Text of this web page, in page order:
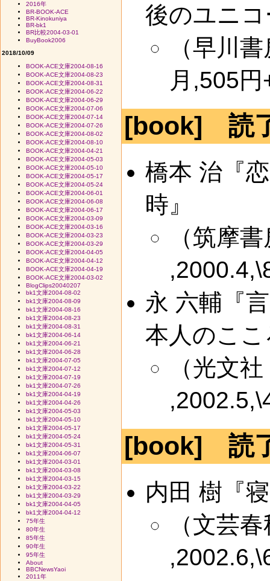
後のユニ
（早川
月,505
[book] 読
橋本 治『
時』
（筑摩
永 六輔『
本人のこ
（光文
[book] 読
内田 樹『
（文芸
2016年
BR-BOOK-ACE
BR-Kinokuniya
BR-bk1
BR比較2004-03-01
BuyBook2006
2018/10/09
BOOK-ACE文庫2004-08-16
BOOK-ACE文庫2004-08-23
BOOK-ACE文庫2004-08-31
BOOK-ACE文庫2004-06-22
BOOK-ACE文庫2004-06-29
BOOK-ACE文庫2004-07-06
BOOK-ACE文庫2004-07-14
BOOK-ACE文庫2004-07-26
BOOK-ACE文庫2004-08-02
BOOK-ACE文庫2004-08-10
BOOK-ACE文庫2004-04-21
BOOK-ACE文庫2004-05-03
BOOK-ACE文庫2004-05-10
BOOK-ACE文庫2004-05-17
BOOK-ACE文庫2004-05-24
BOOK-ACE文庫2004-06-01
BOOK-ACE文庫2004-06-08
BOOK-ACE文庫2004-06-17
BOOK-ACE文庫2004-03-09
BOOK-ACE文庫2004-03-16
BOOK-ACE文庫2004-03-23
BOOK-ACE文庫2004-03-29
BOOK-ACE文庫2004-04-05
BOOK-ACE文庫2004-04-12
BOOK-ACE文庫2004-04-19
BOOK-ACE文庫2004-03-02
BlogClips20040207
bk1文庫2004-08-02
bk1文庫2004-08-09
bk1文庫2004-08-16
bk1文庫2004-08-23
bk1文庫2004-08-31
bk1文庫2004-06-14
bk1文庫2004-06-21
bk1文庫2004-06-28
bk1文庫2004-07-05
bk1文庫2004-07-12
bk1文庫2004-07-19
bk1文庫2004-07-26
bk1文庫2004-04-19
bk1文庫2004-04-26
bk1文庫2004-05-03
bk1文庫2004-05-10
bk1文庫2004-05-17
bk1文庫2004-05-24
bk1文庫2004-05-31
bk1文庫2004-06-07
bk1文庫2004-03-01
bk1文庫2004-03-08
bk1文庫2004-03-15
bk1文庫2004-03-22
bk1文庫2004-03-29
bk1文庫2004-04-05
bk1文庫2004-04-12
75年生
80年生
85年生
90年生
95年生
About
BBCNewsYaoi
2011年